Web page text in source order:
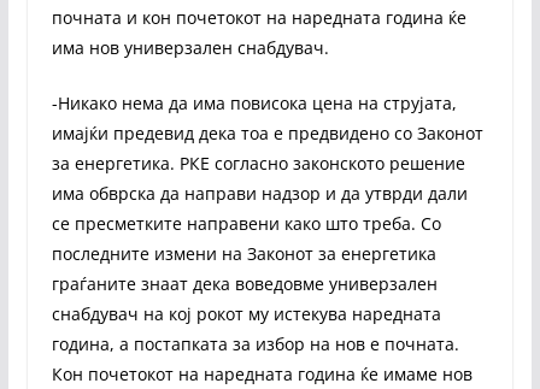
почната и кон почетокот на наредната година ќе
има нов универзален снабдувач.
-Никако нема да има повисока цена на струјата,
имајќи предевид дека тоа е предвидено со Законот
за енергетика. РКЕ согласно законското решение
има обврска да направи надзор и да утврди дали
се пресметките направени како што треба. Со
последните измени на Законот за енергетика
граѓаните знаат дека воведовме универзален
снабдувач на кој рокот му истекува наредната
година, а постапката за избор на нов е почната.
Кон почетокот на наредната година ќе имаме нов